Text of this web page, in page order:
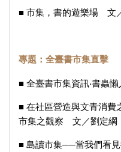
■ 市集，書的遊樂場
專題：全臺書市集直擊
■ 全臺書市集資訊‧書
■ 在社區營造與文青消費
市集之觀察 文／劉定
■ 島讀市集──當我們看